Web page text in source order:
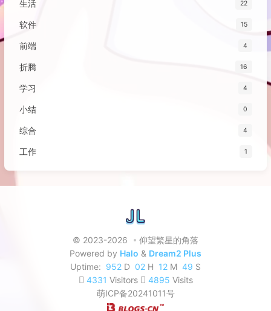
生活 22
软件 15
前端 4
折腾 16
学习 4
小结 0
综合 4
工作 1
© 2023-2026
仰望繁星的角落
Powered by Halo & Dream2 Plus
Uptime: 952 D 02 H 12 M 50 S
4331 Visitors 4895 Visits
萌ICP备20241011号